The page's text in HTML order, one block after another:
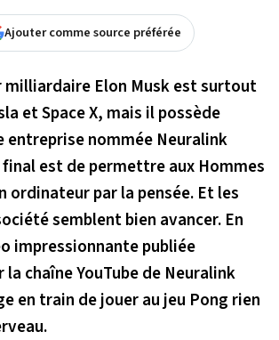
Ajouter comme source préférée
milliardaire Elon Musk est surtout
et Space X, mais il possède
entreprise nommée Neuralink
est de permettre aux Hommes
ordinateur par la pensée. Et les
semblent bien avancer. En
impressionnante publiée
la chaîne YouTube de Neuralink
en train de jouer au jeu Pong rien